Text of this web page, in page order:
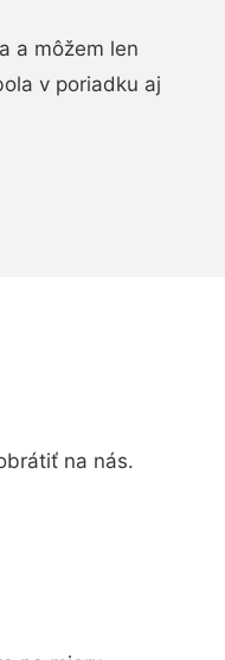
a môžem len
v poriadku aj
na nás.